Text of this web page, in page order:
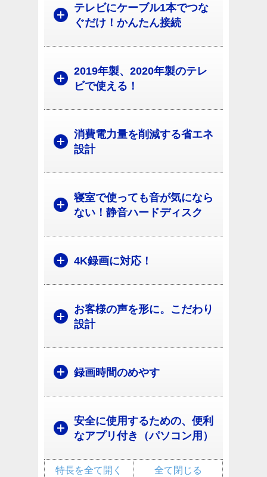
テレビにケーブル1本でつな
ぐだけ！かんたん接続
2019年製、2020年製のテレ
ビで使える！
消費電力量を削減する省エネ
設計
寝室で使っても音が気になら
ない！静音ハードディスク
4K録画に対応！
お客様の声を形に。こだわり
設計
録画時間のめやす
安全に使用するための、便利
なアプリ付き（パソコン用）
全て閉じる
特長を全て開く